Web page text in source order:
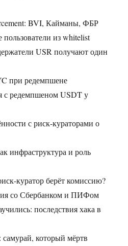
BVI, Кайманы, ФБР
из whitelist
USR получают один
при редемпшене
редемпшеном USDT у
с риск-кураторами о
инфраструктура и роль
куратор берёт комиссию?
со Сбербанком и ПИФом
последствия хака в
который мёртв